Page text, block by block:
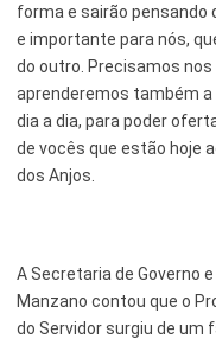
forma e sairão pensando
e importante para nós,
do outro. Precisamos
aprenderemos também
dia a dia, para poder
de vocês que estão hoje
dos Anjos.
A Secretaria de Governo
Manzano contou que o
do Servidor surgiu de um